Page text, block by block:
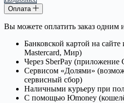
Оплата
Вы можете оплатить заказ одним
Банковской картой на
Mastercard, Мир)
Через SberPay
Сервисом «Долями»
сервисный сбор)
Наличными курьеру при
С помощью Юmoney